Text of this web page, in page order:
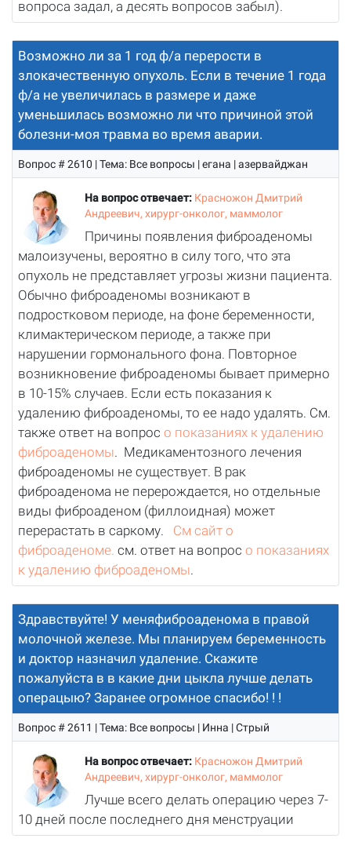
вопроса задал, а десять вопросов забыл).
Возможно ли за 1 год ф/а перерости в
злокачественную опухоль. Если в течение 1 года
ф/а не увеличилась в размере и даже
уменьшилась возможно ли что причиной этой
болезни-моя травма во время аварии.
Вопрос # 2610 | Тема: Все вопросы | егана | азервайджан
На вопрос отвечает: Красножон Дмитрий
Андреевич, хирург-онколог, маммолог
Причины появления фиброаденомы
малоизучены, вероятно в силу того, что эта
опухоль не представляет угрозы жизни пациента.
Обычно фиброаденомы возникают в
подростковом периоде, на фоне беременности,
климактерическом периоде, а также при
нарушении гормонального фона. Повторное
возникновение фиброаденомы бывает примерно
в 10-15% случаев. Если есть показания к
удалению фиброаденомы, то ее надо удалять. См.
также ответ на вопросо показаниях к удалению
фиброаденомы. Медикаментозного лечения
фиброаденомы не существует. В рак
фиброаденома не перерождается, но отдельные
виды фиброаденом (филлоидная) может
перерастать в саркому. См сайт о
фиброаденоме. см. ответ на вопросо показаниях
к удалению фиброаденомы.
Здравствуйте! У меняфиброаденома в правой
молочной железе. Мы планируем беременность
и доктор назначил удаление. Скажите
пожалуйста в в какие дни цыкла лучше делать
операцыю? Заранее огромное спасибо! ! !
Вопрос # 2611 | Тема: Все вопросы | Инна | Cтрый
На вопрос отвечает: Красножон Дмитрий
Андреевич, хирург-онколог, маммолог
Лучше всего делать операцию через 7-
10 дней после последнего дня менструации